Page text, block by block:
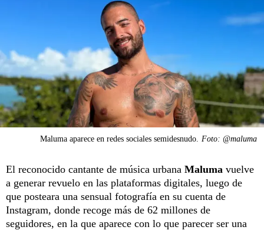
Maluma aparece en redes sociales semidesnudo. Foto: @maluma
El reconocido cantante de música urbana Maluma vuelve
a generar revuelo en las plataformas digitales, luego de
que posteara una sensual fotografía en su cuenta de
Instagram, donde recoge más de 62 millones de
seguidores, en la que aparece con lo que parecer ser una